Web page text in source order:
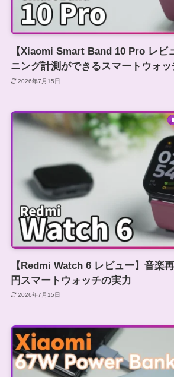
【Xiaomi Smart Band 10 Pro レビ
ニング計測ができるスマートウォッ
2026年7月15日
【Redmi Watch 6 レビュー】音楽
円スマートウォッチの実力
2026年7月15日